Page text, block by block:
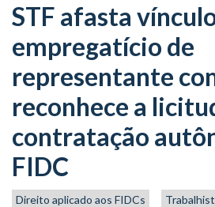
STF afasta
empregatício de
representante
reconhece a
contratação
FIDC
Direito aplicado aos FIDCs